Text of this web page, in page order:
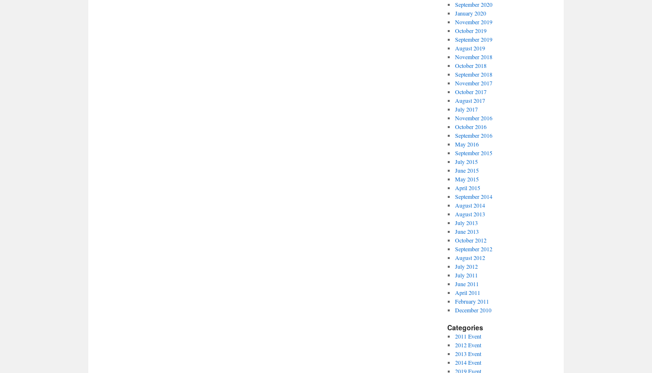
September 2020
January 2020
November 2019
October 2019
September 2019
August 2019
November 2018
October 2018
September 2018
November 2017
October 2017
August 2017
July 2017
November 2016
October 2016
September 2016
May 2016
September 2015
July 2015
June 2015
May 2015
April 2015
September 2014
August 2014
August 2013
July 2013
June 2013
October 2012
September 2012
August 2012
July 2012
July 2011
June 2011
April 2011
February 2011
December 2010
Categories
2011 Event
2012 Event
2013 Event
2014 Event
2019 Event